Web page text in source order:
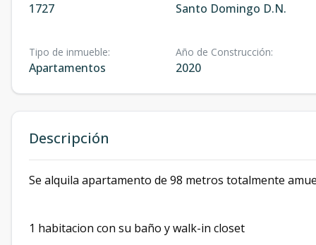
1727 Santo Domingo D.N.
Tipo de inmueble:
Apartamentos
Año de Construcción:
2020
Descripción
Se alquila apartamento de 98 metros totalmente
1 habitacion con su baño y walk-in closet